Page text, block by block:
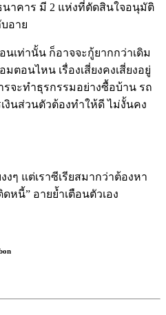
นาคาร มี 2 แห่งที่ตัดสินใจอนุมัติ
อาย
นเท่านั้น ก็อาจจะกู้ยากกว่าเดิม
มตอนไหน เรื่องเสี่ยงคงเสี่ยงอยู่
รจะทำธุรกรรมอย่างซื้อบ้าน รถ
งินส่วนตัวต้องทำให้ดี ไม่งั้นคง
งๆ แต่เราซีเรียสมากว่าต้องหา
หนี้” อายย้ำเตือนตัวเอง